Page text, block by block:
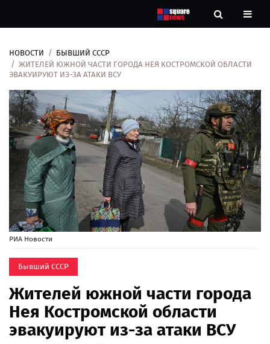
Новости
Рубрики
Контакты
О
нас
НОВОСТИ
БЫВШИЙ СССР
ЖИТЕЛЕЙ ЮЖНОЙ ЧАСТИ ГОРОДА НЕЯ КОСТРОМСКОЙ ОБЛАСТИ
ЭВАКУИРУЮТ ИЗ-ЗА АТАКИ ВСУ
РИА Новости
Бывший СССР
Жителей южной части города
Нея Костромской области
эвакуируют из-за атаки ВСУ